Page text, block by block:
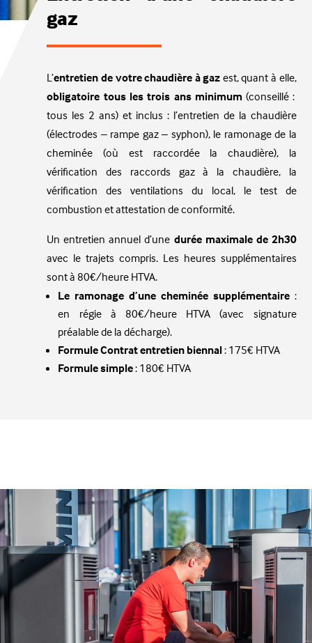
gaz
L’entretien de votre chaudière à gaz est, quant à elle,
obligatoire tous les trois ans minimum(conseillé :
tous les 2 ans) et inclus : l’entretien de la chaudière
(électrodes – rampe gaz – syphon), le ramonage de la
cheminée (où est raccordée la chaudière), la
vérification des raccords gaz à la chaudière, la
vérification des ventilations du local, le test de
combustion et attestation de conformité.
Un entretien annuel d’une durée maximale de 2h30
avec le trajets compris. Les heures supplémentaires
sont à 80€/heure HTVA.
Le ramonage d’une cheminée supplémentaire:
en régie à 80€/heure HTVA (avec signature
préalable de la décharge).
Formule Contrat entretien biennal: 175€ HTVA
Formule simple: 180€ HTVA